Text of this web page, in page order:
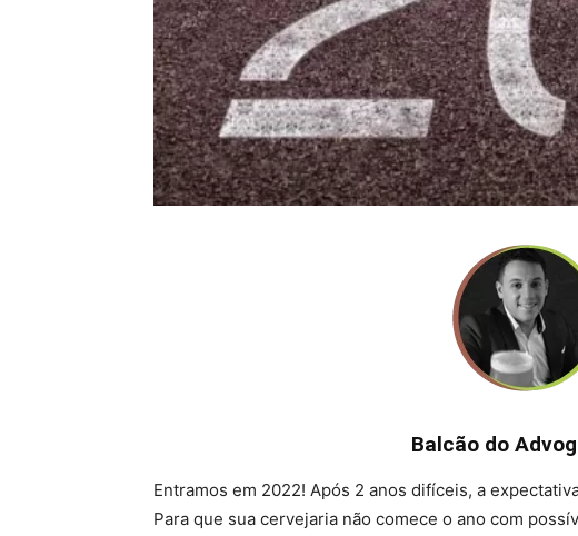
Balcão do
Entramos em 2022! Após 2 anos difíceis, a
Para que sua cervejaria não comece o ano com